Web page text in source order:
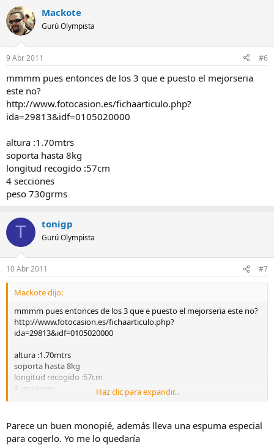
Mackote
Gurú Olympista
9 Abr 2011 #6
mmmm pues entonces de los 3 que e puesto el mejorseria
este no?
http://www.fotocasion.es/fichaarticulo.php?
ida=29813&idf=0105020000
altura :1.70mtrs
soporta hasta 8kg
longitud recogido :57cm
4 secciones
peso 730grms
T tonigp
Gurú Olympista
10 Abr 2011 #7
Mackote dijo:
mmmm pues entonces de los 3 que e puesto el mejorseria este no?
http://www.fotocasion.es/fichaarticulo.php?
ida=29813&idf=0105020000
altura :1.70mtrs
soporta hasta 8kg
longitud recogido :57cm
4 secciones
peso 730grms
Haz clic para expandir...
Parece un buen monopié, además lleva una espuma especial
para cogerlo. Yo me lo quedaría